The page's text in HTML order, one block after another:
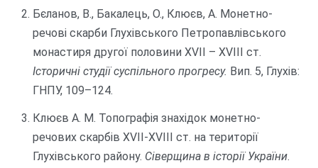
Бєланов, В., Бакалець, О., Клюєв, А. Монетно-
речові скарби Глухівського Петропавлівського
монастиря другої половини ХVІІ – ХVІІІ ст.
Історичні студії суспільного прогресу. Вип. 5, Глухів:
ГНПУ, 109–124.
Клюєв А. М. Топографія знахідок монетно-
речових скарбів ХVII-ХVIII ст. на території
Глухівського району. Сіверщина в історії України.